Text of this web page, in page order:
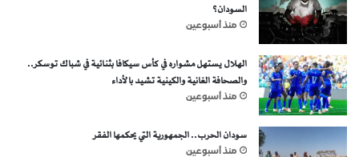
السودان؟
منذ أسبوعين
الهلال يستهل مشواره في كأس سيكافا بثنائية في شباك توسكر..
والصحافة الغانية والكينية تشيد بالأداء
منذ أسبوعين
سودان الحرب.. الجمهورية التي يحكمها الفقر
منذ أسبوعين